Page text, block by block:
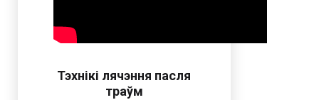
Тэхнікі лячэння пасля
траўм